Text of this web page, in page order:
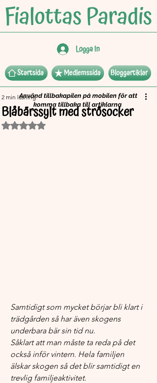
Logga In
Startsida Medlemssida Bloggartiklar
Blåbärssylt med strösocker
2 min läsning
Betygsatt till NaN av 5 stjärnor.
Samtidigt som mycket börjar bli klart i
trädgården så har även skogens
underbara bär sin tid nu.
Såklart att man måste ta reda på det
också inför vintern. Hela familjen
älskar skogen så det blir samtidigt en
trevlig familjeaktivitet.
Använd tillbakapilen på mobilen för att
komma tillbaka till artiklarna